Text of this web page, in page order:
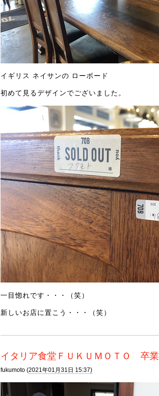
イギリス ネイサンの ローボード
初めて見るデザインでございました。
一目惚れです・・・（笑）
新しいお店に置こう・・・（笑）
イタリア食堂ＦＵＫＵＭＯＴＯ 卒業
fukumoto (2021年01月31日 15:37)